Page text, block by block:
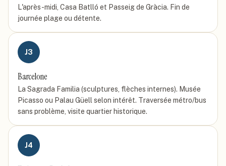
L'après-midi, Casa Batlló et Passeig de Gràcia. Fin de
journée plage ou détente.
J3
Barcelone
La Sagrada Familia (sculptures, flèches internes). Musée
Picasso ou Palau Güell selon intérêt. Traversée métro/bus
sans problème, visite quartier historique.
J4